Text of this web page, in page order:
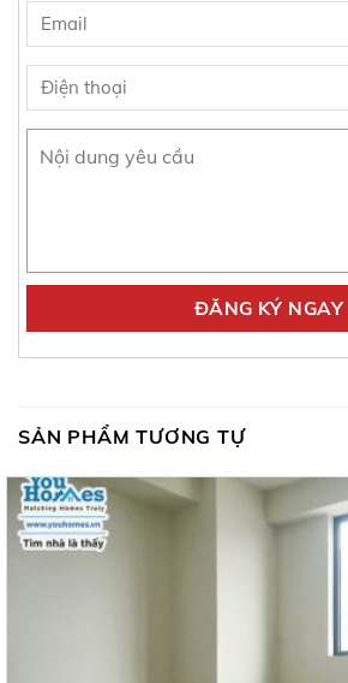
tốc, tinh, nhân” ở trong tim, người
nghĩa vì luôn nỗ lực tạo ra những
bản thân, cho tổ chức và cho cộng
SẢN PHẨM TƯƠNG TỰ